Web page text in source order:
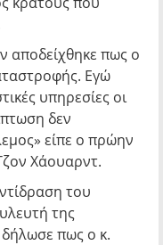
αποδείχθηκε πως ο
Εγώ
υπηρεσίες οι
δεν
είπε ο πρώην
Χάουαρντ.
του
της
δήλωσε πως ο κ.